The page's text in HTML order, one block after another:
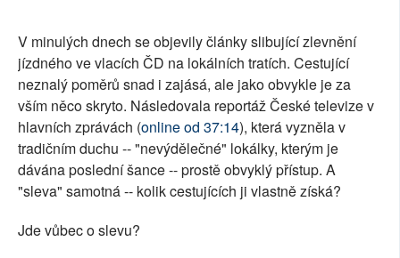
PLNÁ VERZE STRÁNEK
V minulých dnech se objevily články slibující zlevnění
jízdného ve vlacích ČD na lokálních tratích. Cestující
neznalý poměrů snad i zajásá, ale jako obvykle je za
vším něco skryto. Následovala reportáž České televize v
hlavních zprávách (online od 37:14), která vyzněla v
tradičním duchu -- "nevýdělečné" lokálky, kterým je
dávána poslední šance -- prostě obvyklý přístup. A
"sleva" samotná -- kolik cestujících ji vlastně získá?
Jde vůbec o slevu?